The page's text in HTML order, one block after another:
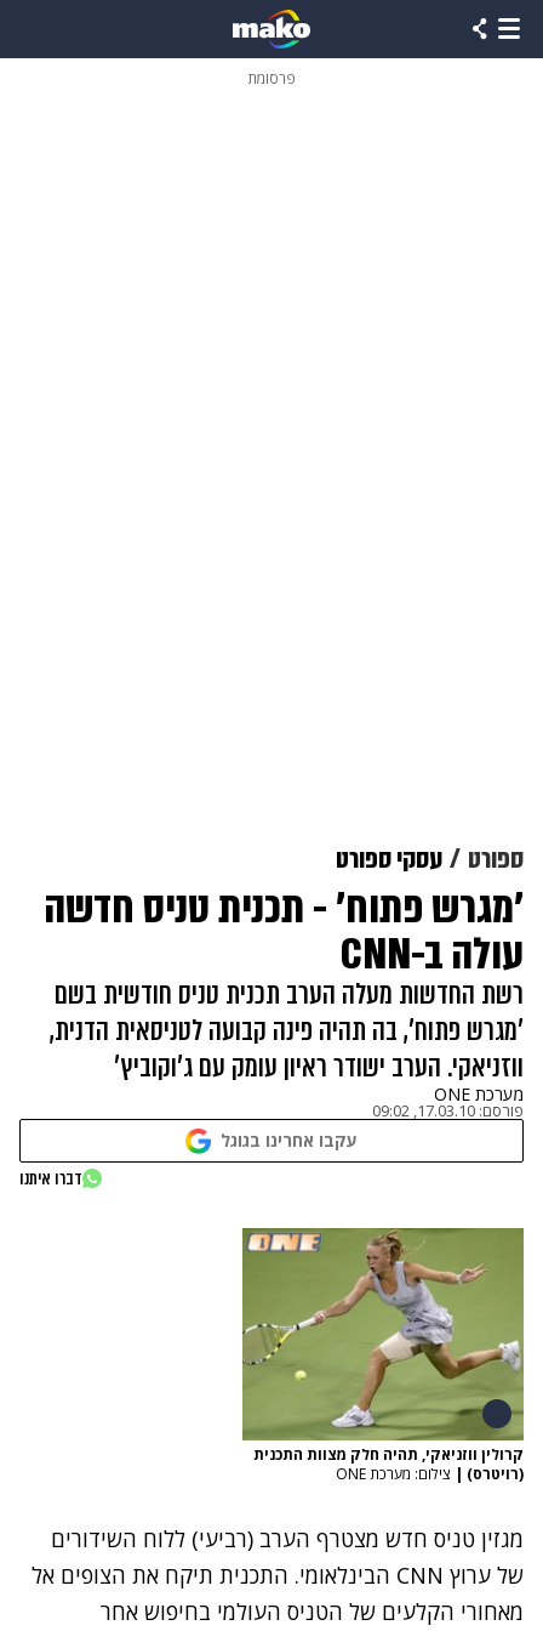
פרסומת
ספורט עסקי ספורט
'מגרש פתוח' - תכנית טניס חדשה
עולה ב-CNN
רשת החדשות מעלה הערב תכנית טניס חודשית בשם
'מגרש פתוח', בה תהיה פינה קבועה לטניסאית הדנית,
ווזניאקי. הערב ישודר ראיון עומק עם ג'וקוביץ'
מערכת ONE
פורסם: 17.03.10, 09:02
עקבו אחרינו בגוגל
דברו איתנו
קרולין ווזניאקי, תהיה חלק מצוות התכנית
(רויטרס) | צילום: מערכת ONE
מגזין טניס חדש מצטרף הערב (רביעי) ללוח השידורים
של ערוץ CNN הבינלאומי. התכנית תיקח את הצופים אל
מאחורי הקלעים של הטניס העולמי בחיפוש אחר